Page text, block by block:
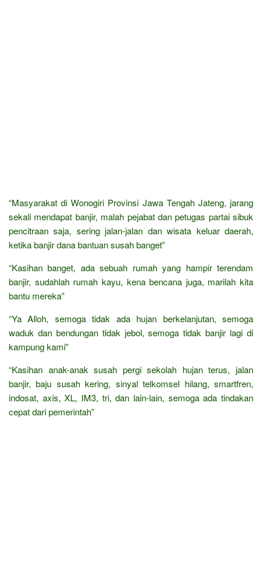
“Masyarakat di Wonogiri Provinsi Jawa Tengah Jateng, jarang
sekali mendapat banjir, malah pejabat dan petugas partai sibuk
pencitraan saja, sering jalan-jalan dan wisata keluar daerah,
ketika banjir dana bantuan susah banget”
“Kasihan banget, ada sebuah rumah yang hampir terendam
banjir, sudahlah rumah kayu, kena bencana juga, marilah kita
bantu mereka”
“Ya Alloh, semoga tidak ada hujan berkelanjutan, semoga
waduk dan bendungan tidak jebol, semoga tidak banjir lagi di
kampung kami”
“Kasihan anak-anak susah pergi sekolah hujan terus, jalan
banjir, baju susah kering, sinyal telkomsel hilang, smartfren,
indosat, axis, XL, IM3, tri, dan lain-lain, semoga ada tindakan
cepat dari pemerintah”